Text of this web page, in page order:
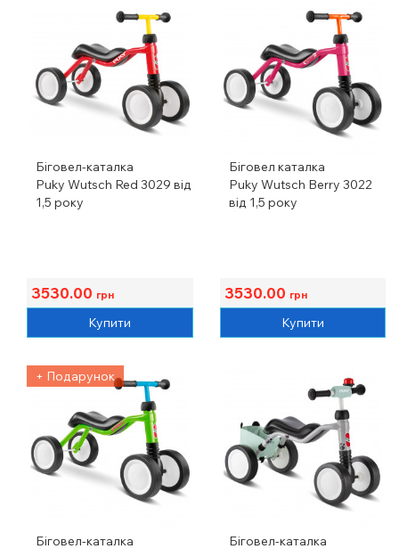
Біговел-каталка
Puky Wutsch Red 3029 від
1,5 року
3530.00 грн
Купити
Біговел каталка
Puky Wutsch Berry 3022
від 1,5 року
3530.00 грн
Купити
+ Подарунок
Біговел-каталка Біговел-каталка